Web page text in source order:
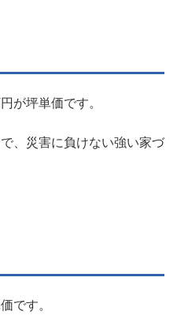
が坪単価です。
、 災害に負けない強い家づ
です。